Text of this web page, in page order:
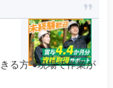
る方 ●現場で作業が